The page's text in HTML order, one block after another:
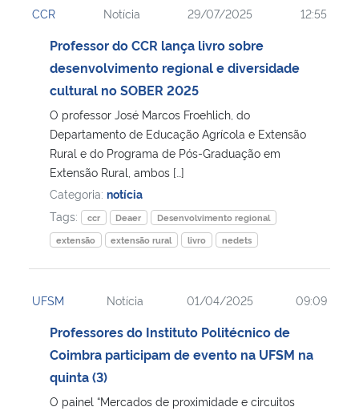
Ministério da Cidadania
Ministério de Minas e Energia
Ministério da Ciência, Tecnologia, Inovações e Comunicações
Ministério do Turismo
Ministério do Desenvolvimento Regional
Ministério da Mulher, da Família e dos Direitos Humanos
Secretaria-Geral
CCR Notícia 29/07/2025 12:55
Professor do CCR lança livro sobre
desenvolvimento regional e diversidade
cultural no SOBER 2025
O professor José Marcos Froehlich, do
Departamento de Educação Agrícola e Extensão
Rural e do Programa de Pós-Graduação em
Extensão Rural, ambos […]
Categoria: notícia
Tags:
ccr Deaer
Desenvolvimento regional
extensão
extensão rural livro nedets
UFSM Notícia 01/04/2025 09:09
Professores do Instituto Politécnico de
Coimbra participam de evento na UFSM na
quinta (3)
O painel “Mercados de proximidade e circuitos